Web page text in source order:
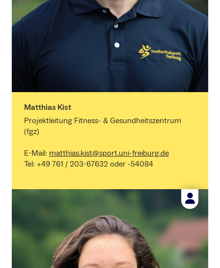
Matthias Kist
Projektleitung Fitness- & Gesundheitszentrum
(fgz)
E-Mail: matthias.kist@sport.uni-freiburg.de
Tel: +49 761 / 203-67632 oder -54084